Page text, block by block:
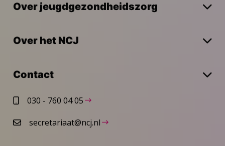
Over jeugdgezondheidszorg
Over het NCJ
Contact
030 - 760 04 05
secretariaat@ncj.nl